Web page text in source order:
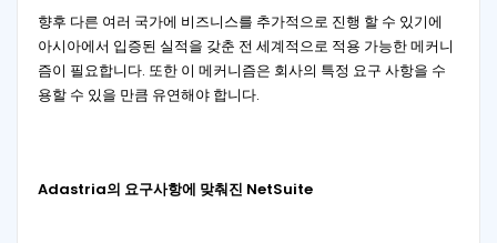
향후 다른 여러 국가에 비즈니스를 추가적으로 진행 할 수 있기에
아시아에서 입증된 실적을 갖춘 전 세계적으로 적용 가능한 메커니
즘이 필요합니다. 또한 이 메커니즘은 회사의 특정 요구 사항을 수
용할 수 있을 만큼 유연해야 합니다.
Adastria의 요구사항에 맞춰진 NetSuite